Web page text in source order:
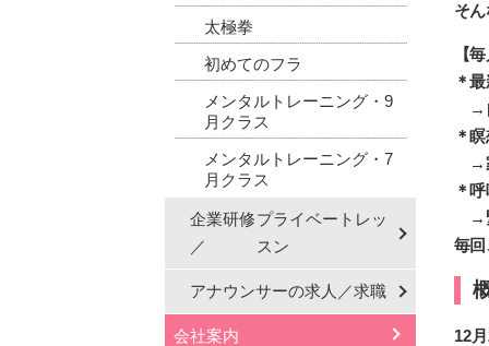
太極拳
初めてのフラ
メンタルトレーニング・9
月クラス
メンタルトレーニング・7
月クラス
企業研修
／
プライベートレッ
スン
アナウンサーの求人／求職
会社案内
そ
【
＊
→
＊
→
＊
→
毎
12